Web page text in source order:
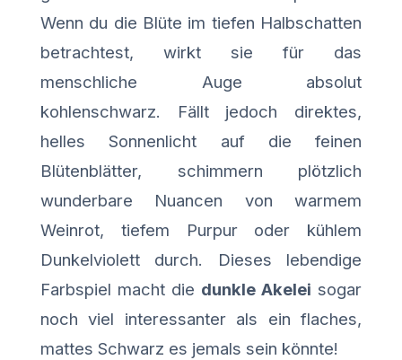
Wenn du die Blüte im tiefen Halbschatten
betrachtest, wirkt sie für das
menschliche Auge absolut
kohlenschwarz. Fällt jedoch direktes,
helles Sonnenlicht auf die feinen
Blütenblätter, schimmern plötzlich
wunderbare Nuancen von warmem
Weinrot, tiefem Purpur oder kühlem
Dunkelviolett durch. Dieses lebendige
Farbspiel macht die dunkle Akelei sogar
noch viel interessanter als ein flaches,
mattes Schwarz es jemals sein könnte!